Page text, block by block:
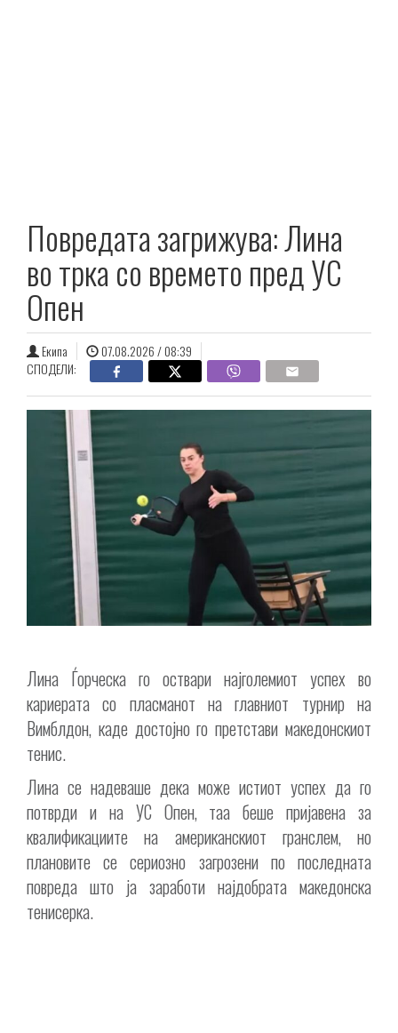
Повредата загрижува: Лина
во трка со времето пред УС
Опен
Екипа
07.08.2026 / 08:39
СПОДЕЛИ:
Лина Ѓорческа го оствари најголемиот успех во
кариерата со пласманот на главниот турнир на
Вимблдон, каде достојно го претстави македонскиот
тенис.
Лина се надеваше дека може истиот успех да го
потврди и на УС Опен, таа беше пријавена за
квалификациите на американскиот гранслем, но
плановите се сериозно загрозени по последната
повреда што ја заработи најдобрата македонска
тенисерка.